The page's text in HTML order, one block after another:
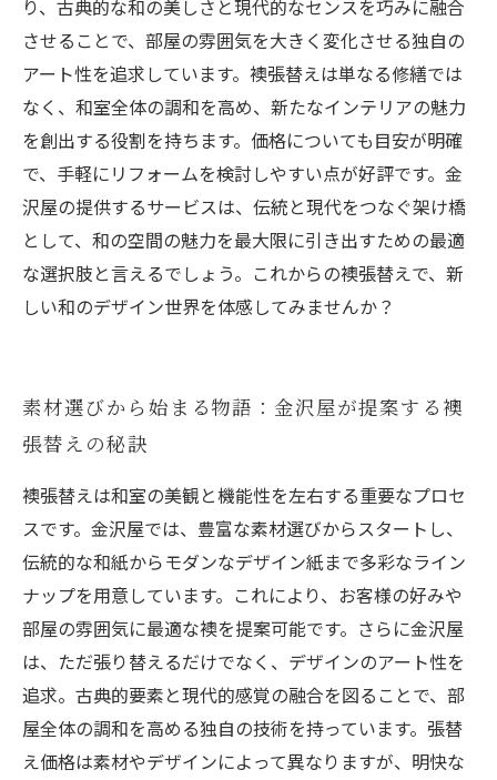
り、古典的な和の美しさと現代的なセンスを巧みに融合
させることで、部屋の雰囲気を大きく変化させる独自の
アート性を追求しています。襖張替えは単なる修繕では
なく、和室全体の調和を高め、新たなインテリアの魅力
を創出する役割を持ちます。価格についても目安が明確
で、手軽にリフォームを検討しやすい点が好評です。金
沢屋の提供するサービスは、伝統と現代をつなぐ架け橋
として、和の空間の魅力を最大限に引き出すための最適
な選択肢と言えるでしょう。これからの襖張替えで、新
しい和のデザイン世界を体感してみませんか？
素材選びから始まる物語：金沢屋が提案する襖
張替えの秘訣
襖張替えは和室の美観と機能性を左右する重要なプロセ
スです。金沢屋では、豊富な素材選びからスタートし、
伝統的な和紙からモダンなデザイン紙まで多彩なライン
ナップを用意しています。これにより、お客様の好みや
部屋の雰囲気に最適な襖を提案可能です。さらに金沢屋
は、ただ張り替えるだけでなく、デザインのアート性を
追求。古典的要素と現代的感覚の融合を図ることで、部
屋全体の調和を高める独自の技術を持っています。張替
え価格は素材やデザインによって異なりますが、明快な